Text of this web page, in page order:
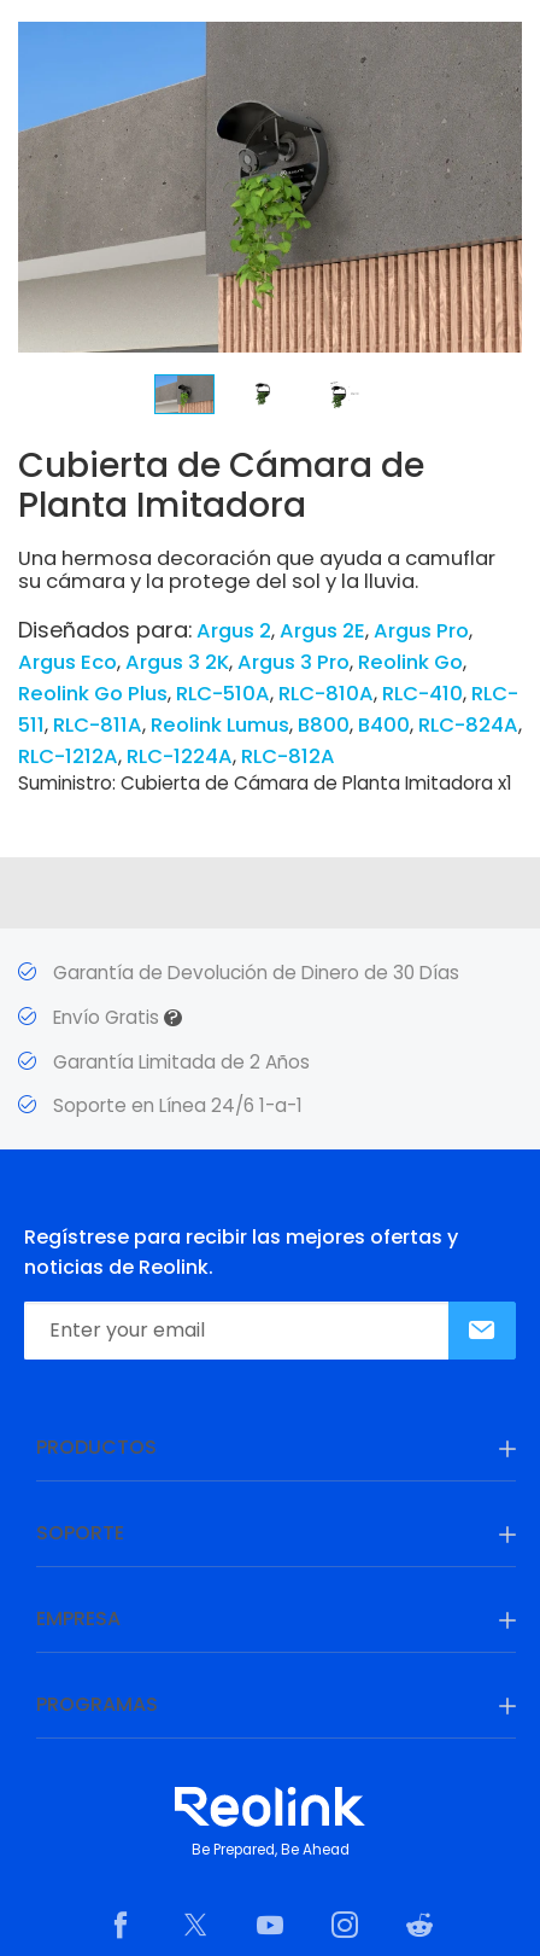
Cubierta de Cámara de
Planta Imitadora
Una hermosa decoración que ayuda a camuflar
su cámara y la protege del sol y la lluvia.
Diseñados para:Argus 2 Argus 2E Argus Pro
Argus Eco Argus 3 2K Argus 3 Pro Reolink Go
Reolink Go Plus RLC-510A RLC-810A RLC-410 RLC-
511 RLC-811A Reolink Lumus B800 B400 RLC-824A
RLC-1212A RLC-1224A RLC-812A
Suministro: Cubierta de Cámara de Planta Imitadora x1
Garantía de Devolución de Dinero de 30 Días
Envío Gratis ?
Garantía Limitada de 2 Años
Soporte en Línea 24/6 1-a-1
Regístrese para recibir las mejores ofertas y
noticias de Reolink.
PRODUCTOS
SOPORTE
EMPRESA
PROGRAMAS
Be Prepared, Be Ahead